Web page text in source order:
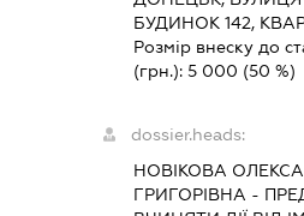
БУДИНОК 142,
Розмір внеску до
(грн.): 5 000 (50 %)
dossier.heads:
НОВІКОВА
ГРИГОРІВНА -